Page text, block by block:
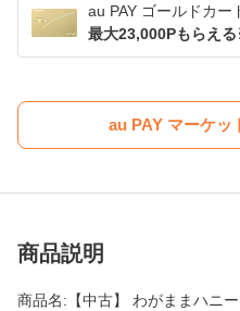
au PAY ゴールドカー
最大23,000Pもらえ
au PAY マーケッ
商品説明
商品名:【中古】 わがままハニ